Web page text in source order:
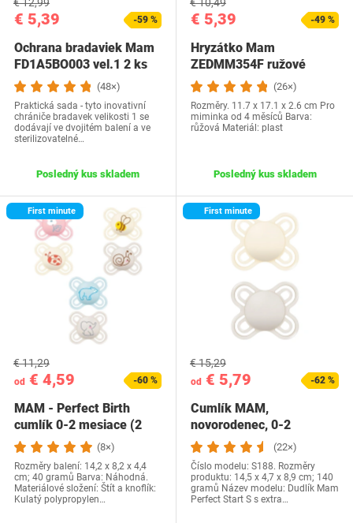
€ 5,39
€ 12,99
-59 %
Ochrana bradaviek Mam
FD1A5BO003 vel.1 2 ks
(48×)
Praktická sada - tyto inovativní
chrániče bradavek velikosti 1 se
dodávají ve dvojitém balení a ve
sterilizovatelné…
Posledný kus skladem
€ 5,39
€ 10,49
-49 %
Hryzátko Mam
ZEDMM354F ružové
(26×)
Rozměry. 11.7 x 17.1 x 2.6 cm Pro
miminka od 4 měsíců Barva:
růžová Materiál: plast
Posledný kus skladem
First minute
od € 4,59
€ 11,29
-60 %
MAM - Perfect Birth
cumlík 0-2 mesiace (2
kusy) náhodná…(8×)
Rozměry balení: 14,2 x 8,2 x 4,4
cm; 40 gramů Barva: Náhodná.
Materiálové složení: Štít a knoflík:
Kulatý polypropylen…
First minute
od € 5,79
€ 15,29
-62 %
Cumlík MAM,
novorodenec, 0-2
mesiace, extra tenký a…
(22×)
Číslo modelu: S188. Rozměry
produktu: 14,5 x 4,7 x 8,9 cm; 140
gramů Název modelu: Dudlík Mam
Perfect Start S s extra…